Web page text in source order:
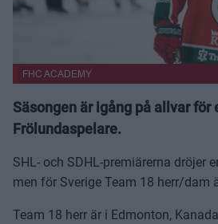
FHC ACADEMY
Säsongen är igång på allvar för
Frölundaspelare.
SHL- och SDHL-premiärerna dröjer
men för Sverige Team 18 herr/dam
Team 18 herr är i Edmonton,